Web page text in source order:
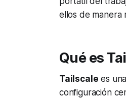
ellos de manera
Qué es
Tailscale es
configuración